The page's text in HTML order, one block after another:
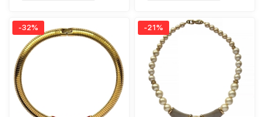
-32% -21%